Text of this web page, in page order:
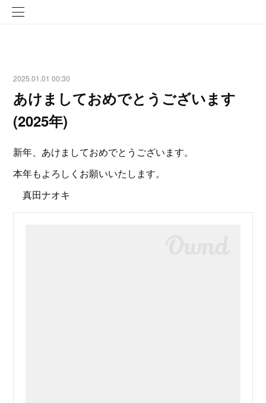
2025.01.01 00:30
あけましておめでとうございます
(2025年)
新年、あけましておめでとうございます。
本年もよろしくお願いいたします。
真田ナオキ